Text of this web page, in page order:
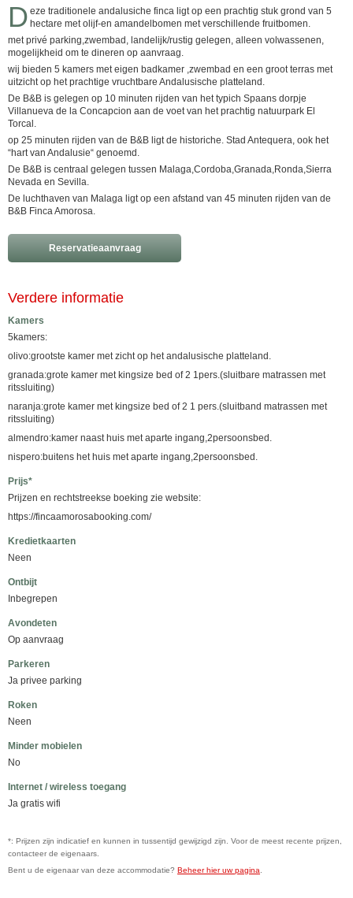
D eze traditionele andalusiche finca ligt op een prachtig stuk grond van 5
hectare met olijf-en amandelbomen met verschillende fruitbomen.
met privé parking,zwembad, landelijk/rustig gelegen, alleen volwassenen,
mogelijkheid om te dineren op aanvraag.
wij bieden 5 kamers met eigen badkamer ,zwembad en een groot terras met
uitzicht op het prachtige vruchtbare Andalusische platteland.
De B&B is gelegen op 10 minuten rijden van het typich Spaans dorpje
Villanueva de la Concapcion aan de voet van het prachtig natuurpark El
Torcal.
op 25 minuten rijden van de B&B ligt de historiche. Stad Antequera, ook het
“hart van Andalusie“ genoemd.
De B&B is centraal gelegen tussen Malaga,Cordoba,Granada,Ronda,Sierra
Nevada en Sevilla.
De luchthaven van Malaga ligt op een afstand van 45 minuten rijden van de
B&B Finca Amorosa.
Reservatieaanvraag
Verdere informatie
Kamers
5kamers:
olivo:grootste kamer met zicht op het andalusische platteland.
granada:grote kamer met kingsize bed of 2 1pers.(sluitbare matrassen met
ritssluiting)
naranja:grote kamer met kingsize bed of 2 1 pers.(sluitband matrassen met
ritssluiting)
almendro:kamer naast huis met aparte ingang,2persoonsbed.
nispero:buitens het huis met aparte ingang,2persoonsbed.
Prijs*
Prijzen en rechtstreekse boeking zie website:
https://fincaamorosabooking.com/
Kredietkaarten
Neen
Ontbijt
Inbegrepen
Avondeten
Op aanvraag
Parkeren
Ja privee parking
Roken
Neen
Minder mobielen
No
Internet / wireless toegang
Ja gratis wifi
*: Prijzen zijn indicatief en kunnen in tussentijd gewijzigd zijn. Voor de meest recente prijzen,
contacteer de eigenaars.
Bent u de eigenaar van deze accommodatie? Beheer hier uw pagina